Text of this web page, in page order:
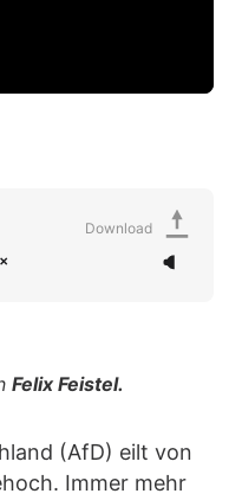
Download
Felix Feistel.
(AfD) eilt von
Immer mehr